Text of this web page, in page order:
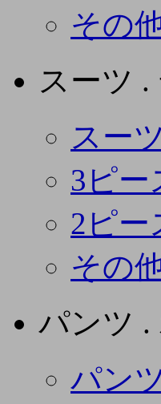
その
スーツ .
スー
3ピー
2ピー
その
パンツ .
パン